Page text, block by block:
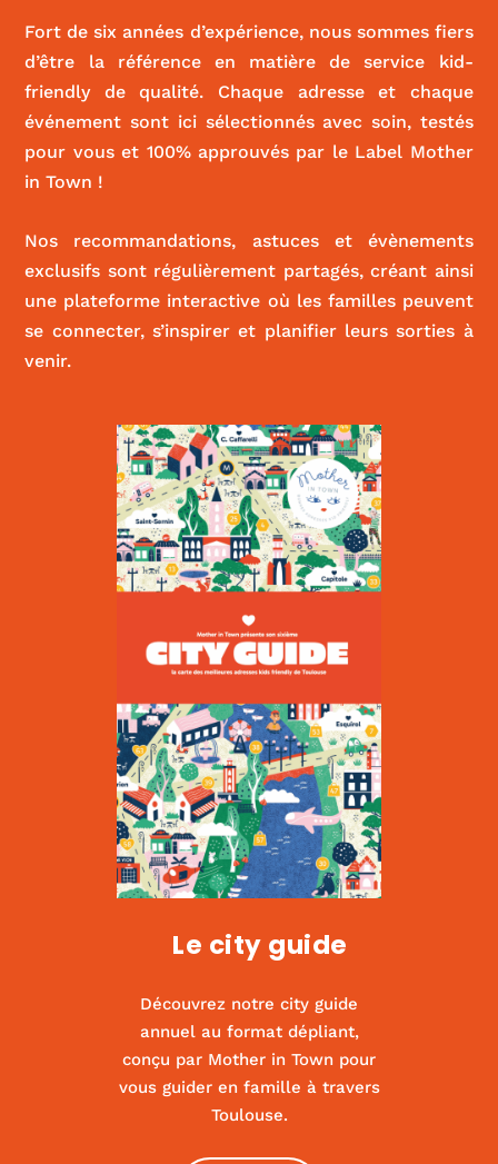
Le Kiwi
CULTURE
Fort de six années d’expérience, nous sommes fiers
d’être la référence en matière de service kid-
friendly de qualité. Chaque adresse et chaque
événement sont ici sélectionnés avec soin, testés
pour vous et 100% approuvés par le Label Mother
in Town !
Nos recommandations, astuces et évènements
exclusifs sont régulièrement partagés, créant ainsi
une plateforme interactive où les familles peuvent
se connecter, s’inspirer et planifier leurs sorties à
venir.
Le city guide
Découvrez notre city guide
annuel au format dépliant,
conçu par Mother in Town pour
vous guider en famille à travers
Toulouse.